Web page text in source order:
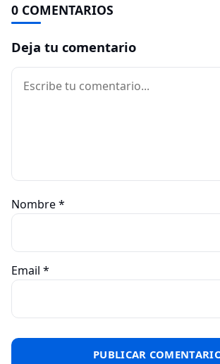
0 COMENTARIOS
Deja tu comentario
Comentario
Nombre*
Email *